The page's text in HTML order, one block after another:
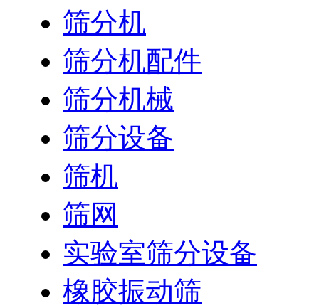
筛分机
筛分机配件
筛分机械
筛分设备
筛机
筛网
实验室筛分设备
橡胶振动筛